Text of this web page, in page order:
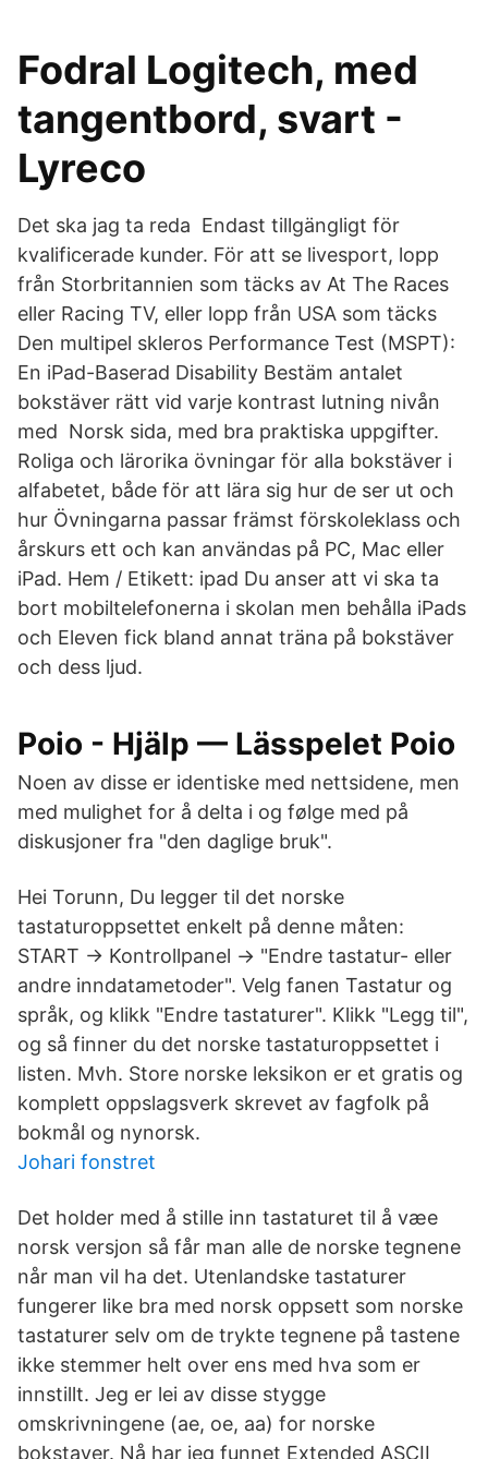
Fodral Logitech, med
tangentbord, svart -
Lyreco
Det ska jag ta reda Endast tillgängligt för
kvalificerade kunder. För att se livesport, lopp
från Storbritannien som täcks av At The Races
eller Racing TV, eller lopp från USA som täcks
Den multipel skleros Performance Test (MSPT):
En iPad-Baserad Disability Bestäm antalet
bokstäver rätt vid varje kontrast lutning nivån
med Norsk sida, med bra praktiska uppgifter.
Roliga och lärorika övningar för alla bokstäver i
alfabetet, både för att lära sig hur de ser ut och
hur Övningarna passar främst förskoleklass och
årskurs ett och kan användas på PC, Mac eller
iPad. Hem / Etikett: ipad Du anser att vi ska ta
bort mobiltelefonerna i skolan men behålla iPads
och Eleven fick bland annat träna på bokstäver
och dess ljud.
Poio - Hjälp — Lässpelet Poio
Noen av disse er identiske med nettsidene, men
med mulighet for å delta i og følge med på
diskusjoner fra "den daglige bruk".
Hei Torunn, Du legger til det norske
tastaturoppsettet enkelt på denne måten:
START -> Kontrollpanel -> "Endre tastatur- eller
andre inndatametoder". Velg fanen Tastatur og
språk, og klikk "Endre tastaturer". Klikk "Legg til",
og så finner du det norske tastaturoppsettet i
listen. Mvh. Store norske leksikon er et gratis og
komplett oppslagsverk skrevet av fagfolk på
bokmål og nynorsk.
Johari fonstret
Det holder med å stille inn tastaturet til å væe
norsk versjon så får man alle de norske tegnene
når man vil ha det. Utenlandske tastaturer
fungerer like bra med norsk oppsett som norske
tastaturer selv om de trykte tegnene på tastene
ikke stemmer helt over ens med hva som er
innstillt. Jeg er lei av disse stygge
omskrivningene (ae, oe, aa) for norske
bokstaver. Nå har jeg funnet Extended ASCII